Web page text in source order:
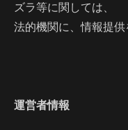
ズラ等に関しては、
法的機関に、情報提供
運営者情報